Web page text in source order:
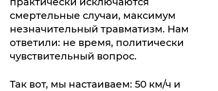
смертельные случаи, максимум
незначительный травматизм. Нам
ответили: не время, политически
чувствительный вопрос.
Так вот, мы настаиваем: 50 км/ч и